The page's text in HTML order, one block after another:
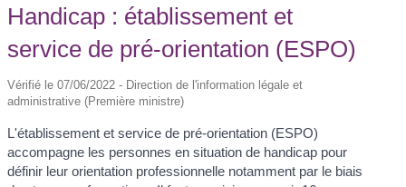
Handicap : établissement et
service de pré-orientation (ESPO)
Vérifié le 07/06/2022 - Direction de l'information légale et
administrative (Première ministre)
L'établissement et service de pré-orientation (ESPO)
accompagne les personnes en situation de handicap pour
définir leur orientation professionnelle notamment par le biais